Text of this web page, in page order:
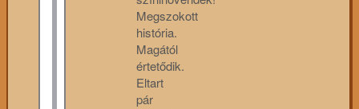
Megszokott
história.
Magától
értetődik.
Eltart
pár